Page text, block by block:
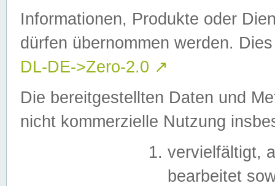
Informationen, Produkte oder
dürfen übernommen werden.
DL-DE->Zero-2.0 ↗
Die bereitgestellten Daten und
nicht kommerzielle Nutzung
vervielfältigt,
bearbeitet